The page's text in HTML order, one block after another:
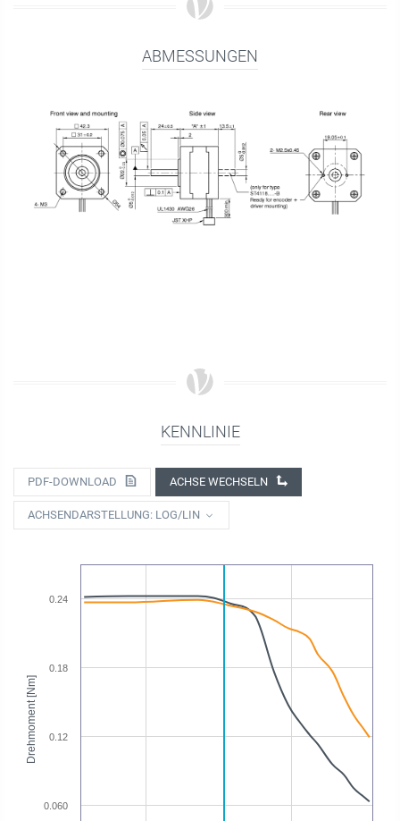
ABMESSUNGEN
KENNLINIE
PDF-DOWNLOAD ACHSE WECHSELN
ACHSENDARSTELLUNG: LOG/LIN
Drehmoment [Nm]
0.060
0.12
0.18
0.24